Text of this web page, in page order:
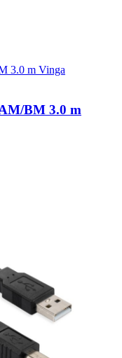
BM 3.0 m